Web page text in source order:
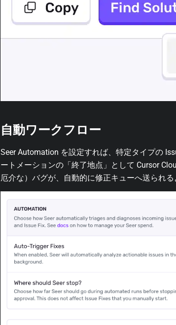
自動ワークフロー
Seer Automation を設定すれば、特定タイプの
ートメーションの「終了地点」として Cursor
厄介な）バグが、自動的に修正キューへ送られる